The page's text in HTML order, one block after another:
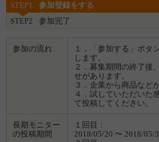
STEP1
参加登録をする
STEP2
参加完了
参加の流れ
１．「参加する」ボタ
します。
２．募集期間の終了後
せがあります。
３．企業から商品など
４．試していただいた
て投稿してください。
長期モニター
の投稿期間
１回目：
2018/05/20 〜 2018/05/